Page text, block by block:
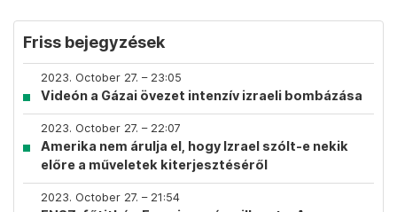
Friss bejegyzések
2023. October 27. – 23:05
Videón a Gázai övezet intenzív izraeli bombázása
2023. October 27. – 22:07
Amerika nem árulja el, hogy Izrael szólt-e nekik
előre a műveletek kiterjesztéséről
2023. October 27. – 21:54